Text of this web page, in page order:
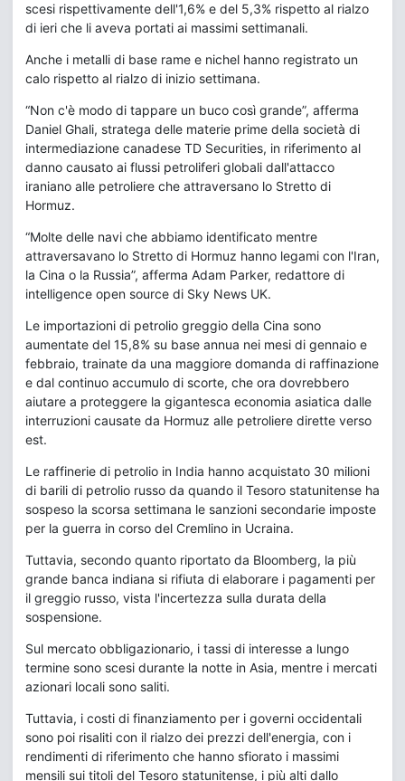
scesi rispettivamente dell'1,6% e del 5,3% rispetto al rialzo
di ieri che li aveva portati ai massimi settimanali.
Anche i metalli di base rame e nichel hanno registrato un
calo rispetto al rialzo di inizio settimana.
“Non c'è modo di tappare un buco così grande”, afferma
Daniel Ghali, stratega delle materie prime della società di
intermediazione canadese TD Securities, in riferimento al
danno causato ai flussi petroliferi globali dall'attacco
iraniano alle petroliere che attraversano lo Stretto di
Hormuz.
“Molte delle navi che abbiamo identificato mentre
attraversavano lo Stretto di Hormuz hanno legami con l'Iran,
la Cina o la Russia”, afferma Adam Parker, redattore di
intelligence open source di Sky News UK.
Le importazioni di petrolio greggio della Cina sono
aumentate del 15,8% su base annua nei mesi di gennaio e
febbraio, trainate da una maggiore domanda di raffinazione
e dal continuo accumulo di scorte, che ora dovrebbero
aiutare a proteggere la gigantesca economia asiatica dalle
interruzioni causate da Hormuz alle petroliere dirette verso
est.
Le raffinerie di petrolio in India hanno acquistato 30 milioni
di barili di petrolio russo da quando il Tesoro statunitense ha
sospeso la scorsa settimana le sanzioni secondarie imposte
per la guerra in corso del Cremlino in Ucraina.
Tuttavia, secondo quanto riportato da Bloomberg, la più
grande banca indiana si rifiuta di elaborare i pagamenti per
il greggio russo, vista l'incertezza sulla durata della
sospensione.
Sul mercato obbligazionario, i tassi di interesse a lungo
termine sono scesi durante la notte in Asia, mentre i mercati
azionari locali sono saliti.
Tuttavia, i costi di finanziamento per i governi occidentali
sono poi risaliti con il rialzo dei prezzi dell'energia, con i
rendimenti di riferimento che hanno sfiorato i massimi
mensili sui titoli del Tesoro statunitense, i più alti dallo